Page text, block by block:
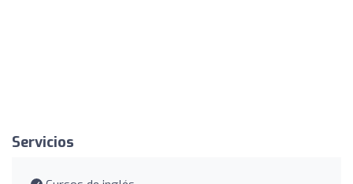
Servicios